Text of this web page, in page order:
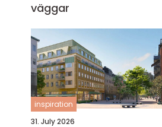
väggar
inspiration
31. July 2026